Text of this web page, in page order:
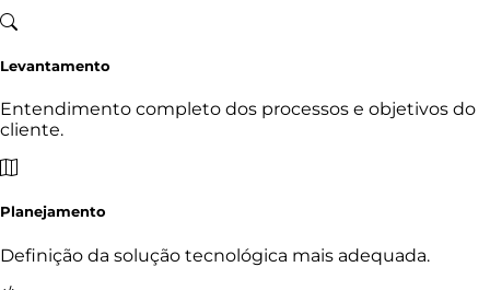
Levantamento
Entendimento completo dos processos e objetivos do
cliente.
Planejamento
Definição da solução tecnológica mais adequada.